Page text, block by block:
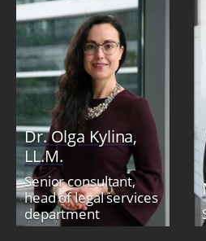
Dr. Olga Kylina,
LL.M.
Senior consultant,
head of legal services
department